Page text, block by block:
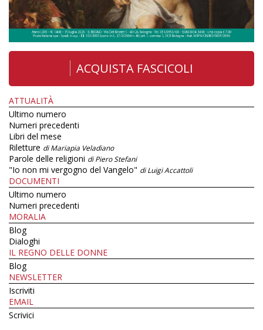
ACQUISTA FASCICOLI
ATTUALITÀ
Ultimo numero
Numeri precedenti
Libri del mese
Riletture di Mariapia Veladiano
Parole delle religioni di Piero Stefani
"Io non mi vergogno del Vangelo" di Luigi Accattoli
DOCUMENTI
Ultimo numero
Numeri precedenti
MORALIA
Blog
Dialoghi
IL REGNO DELLE DONNE
Blog
NEWSLETTER
Iscriviti
EMAIL
Scrivici